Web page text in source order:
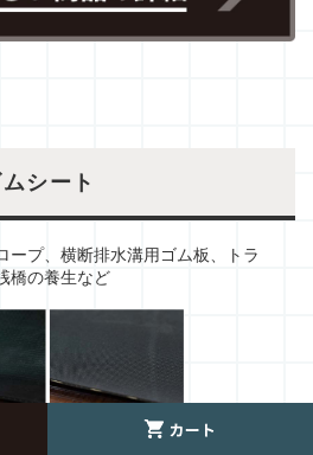
シート
ープ、横断排水溝用ゴム板、トラ
橋の養生など